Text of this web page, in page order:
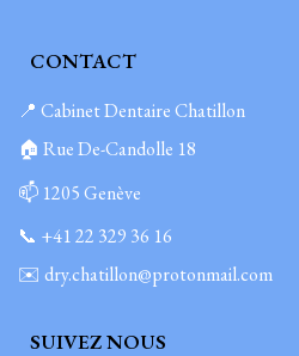
CONTACT
📍 Cabinet Dentaire Chatillon
🏠 Rue De-Candolle 18
📫 1205 Genève
📞 +41 22 329 36 16
✉️ dry.chatillon@protonmail.com
SUIVEZ NOUS